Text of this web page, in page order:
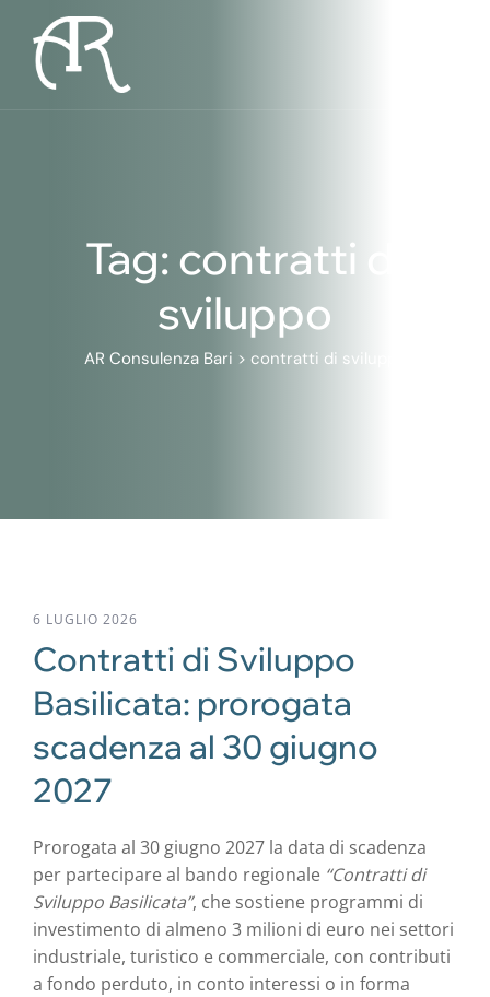
content
Tag: contratti di
sviluppo
AR Consulenza Bari > contratti di sviluppo
6 LUGLIO 2026
Contratti di Sviluppo
Basilicata: prorogata
scadenza al 30 giugno
2027
Prorogata al 30 giugno 2027 la data di scadenza
per partecipare al bando regionale “Contratti di
Sviluppo Basilicata”, che sostiene programmi di
investimento di almeno 3 milioni di euro nei settori
industriale, turistico e commerciale, con contributi
a fondo perduto, in conto interessi o in forma